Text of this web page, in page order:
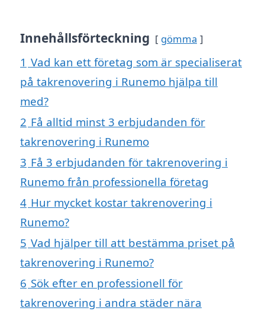
Innehållsförteckning gömma
1 Vad kan ett företag som är specialiserat
på takrenovering i Runemo hjälpa till
med?
2 Få alltid minst 3 erbjudanden för
takrenovering i Runemo
3 Få 3 erbjudanden för takrenovering i
Runemo från professionella företag
4 Hur mycket kostar takrenovering i
Runemo?
5 Vad hjälper till att bestämma priset på
takrenovering i Runemo?
6 Sök efter en professionell för
takrenovering i andra städer nära